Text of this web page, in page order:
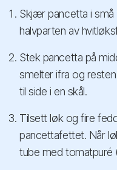
Skjær pancetta i små
halvparten av
Stek pancetta på
smelter ifra og
til side i en skål.
Tilsett løk og fire
pancettafettet. Når
tube med tomatpuré